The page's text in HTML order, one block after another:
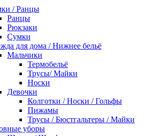
/ Ранцы
Ранцы
Рюкзаки
Сумки
для дома / Нижнее бельё
Мальчики
Термобельё
Трусы/ Майки
Носки
Девочки
Колготки / Носки / Гольфы
Пижамы
Трусы / Бюстгальтеры / Майки
уборы